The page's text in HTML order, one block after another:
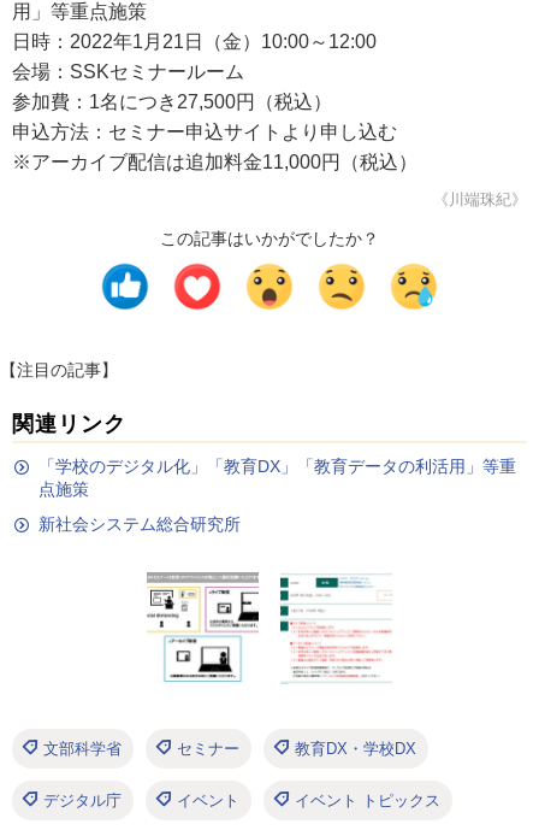
用」等重点施策
日時：2022年1月21日（金）10:00～12:00
会場：SSKセミナールーム
参加費：1名につき27,500円（税込）
申込方法：セミナー申込サイトより申し込む
※アーカイブ配信は追加料金11,000円（税込）
《川端珠紀》
この記事はいかがでしたか？
【注目の記事】
関連リンク
「学校のデジタル化」「教育DX」「教育データの利活用」等重
点施策
新社会システム総合研究所
文部科学省 セミナー 教育DX・学校DX
デジタル庁 イベント イベント トピックス